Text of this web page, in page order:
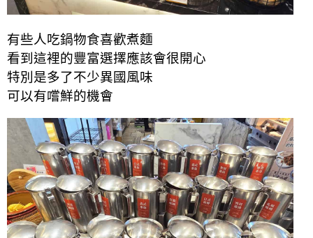
有些人吃鍋物食喜歡煮麵
看到這裡的豐富選擇應該會很開心
特別是多了不少異國風味
可以有嚐鮮的機會